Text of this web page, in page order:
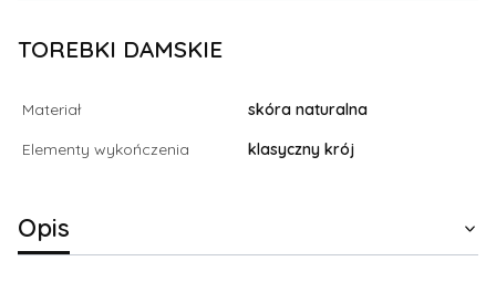
TOREBKI DAMSKIE
Materiał
skóra naturalna
Elementy wykończenia
klasyczny krój
Opis